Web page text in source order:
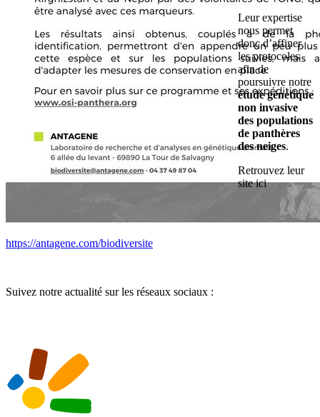
Leur expertise
nous permet
donc d’affiner
les protocoles
afin de
poursuivre notre
étude génétique
non invasive
des populations
de panthères
des neiges.
Retrouvez leur
site ici
https://antagene.com/biodiversite
Suivez notre actualité sur les réseaux sociaux :